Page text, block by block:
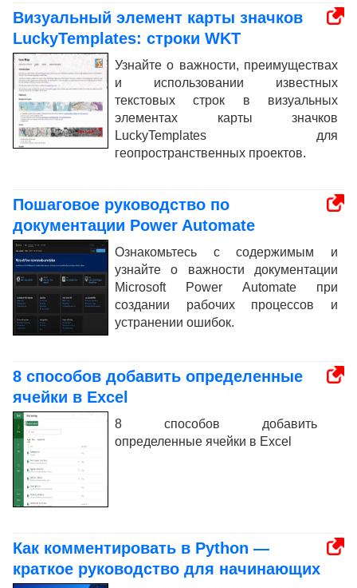
Визуальный элемент карты значков
LuckyTemplates: строки WKT
Узнайте о важности, преимуществах
и использовании известных
текстовых строк в визуальных
элементах карты значков
LuckyTemplates для
геопространственных проектов.
Пошаговое руководство по
документации Power Automate
Ознакомьтесь с содержимым и
узнайте о важности документации
Microsoft Power Automate при
создании рабочих процессов и
устранении ошибок.
8 способов добавить определенные
ячейки в Excel
8 способов добавить
определенные ячейки в Excel
Как комментировать в Python —
краткое руководство для начинающих